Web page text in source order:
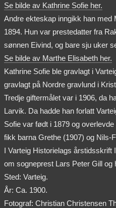
Se bilde av Kathrine Sofie her.
Andre ekteskap inngikk han med
1894. Hun var prestedatter fra
sønnen Eivind, og bare sju uker
Se bilde av Marthe Elisabeth her.
Kathrine Sofie ble gravlagt i
gravlagt på Nordre gravlund i
Tredje giftermålet var i 1906, da
Larvik. Da hadde han forlatt
Sofie var født i 1879 og
fikk barna Grethe (1907) og Nils-
I Varteig Historielags årstidsskrift
om sogneprest Lars Peter Gill og
Sted: Varteig.
År: Ca. 1900.
Fotograf: Christian Christensen